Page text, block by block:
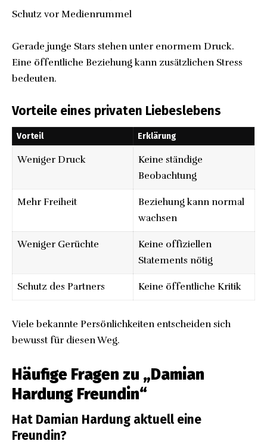
Schutz vor Medienrummel
Gerade junge Stars stehen unter enormem Druck.
Eine öffentliche Beziehung kann zusätzlichen Stress
bedeuten.
Vorteile eines privaten Liebeslebens
Vorteil Erklärung
Weniger Druck
Keine ständige
Beobachtung
Mehr Freiheit
Beziehung kann normal
wachsen
Weniger Gerüchte
Keine offiziellen
Statements nötig
Schutz des Partners Keine öffentliche Kritik
Viele bekannte Persönlichkeiten entscheiden sich
bewusst für diesen Weg.
Häufige Fragen zu „Damian
Hardung Freundin“
Hat Damian Hardung aktuell eine
Freundin?